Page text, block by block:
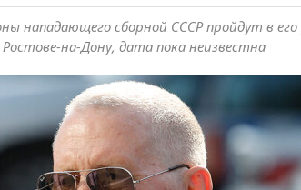
нападающего сборной СССР пройдут в
Ростове-на-Дону, дата пока неизвестна